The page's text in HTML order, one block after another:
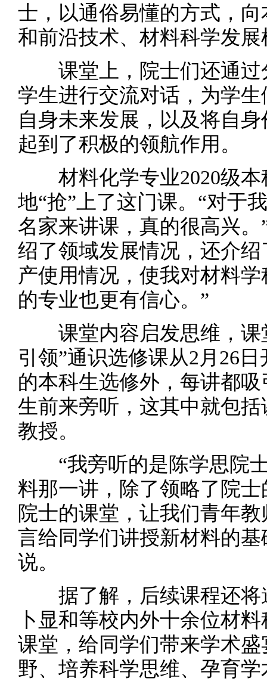
士，以通俗易懂的方式，
和前沿技术、材料科学发
课堂上，院士们还通过
学生进行交流对话，为学
自身未来发展，以及将自
起到了积极的领航作用。
材料化学专业2020级本
地“抢”上了这门课。“对于
名家来讲课，真的很高兴
绍了领域发展情况，还介
产使用情况，使我对材料
的专业也更有信心。”
课堂内容启发思维，课
引领”通识选修课从2月26
的本科生选修外，每讲都
生前来旁听，这其中就包
教授。
“我旁听的是陈学思院士
料那一讲，除了领略了院
院士的课堂，让我们青年
言给同学们讲授新材料的
说。
据了解，后续课程还将
卜显和等校内外十余位材
课堂，给同学们带来学术
野、培养科学思维、孕育